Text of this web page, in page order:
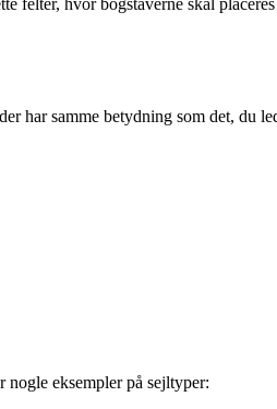
har samme betydning som det, du
eksempler på sejltyper: